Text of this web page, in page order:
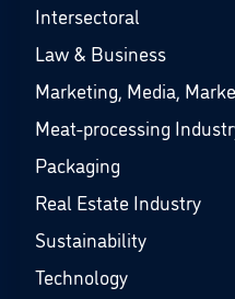
Intersectoral
Law & Business
Marketing, Media,
Meat-processing
Packaging
Real Estate Industry
Sustainability
Technology